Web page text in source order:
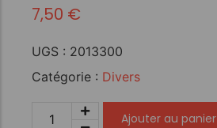
7,50 €
UGS : 2013300
Catégorie : Divers
Ajouter au panier